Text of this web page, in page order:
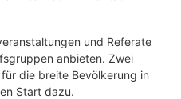
und Referate
anbieten. Zwei
die breite Bevölkerung in
Start dazu.